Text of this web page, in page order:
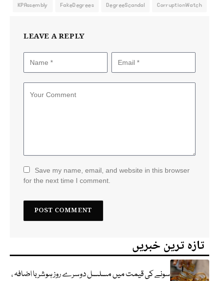
CorruptionWatch
DegreeScandal
FakeDegrees
KPAssembly
LEAVE A REPLY
Save my name, email, and website in this browser
for the next time I comment.
تازہ ترین خبریں
سونے کی قیمت میں مسلسل دوسرے روز ہوشربا اضافہ ،